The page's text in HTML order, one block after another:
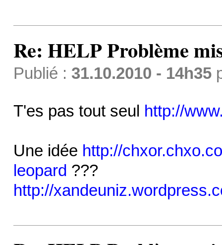
Re: HELP Problème
Publié : 31.10.2010 - 14h35
T'es pas tout seul http://
Une idée http://
leopard ???
http://